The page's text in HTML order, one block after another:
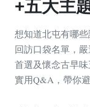
+五大主
想知道北屯有哪
回訪口袋名單，
首選及懷念古早
實用Q&A，帶你